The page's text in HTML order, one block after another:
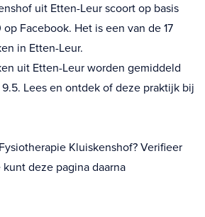
uit Etten-Leur scoort op basis
Facebook. Het is een van de 17
in Etten-Leur.
uit Etten-Leur worden gemiddeld
Lees en ontdek of deze praktijk bij
Kluiskenshof? Verifieer
deze pagina daarna